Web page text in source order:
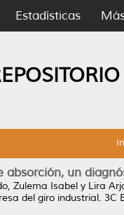
Estadísticas
absorción, un
Zulema Isabel y Lira
del giro industrial. 3C